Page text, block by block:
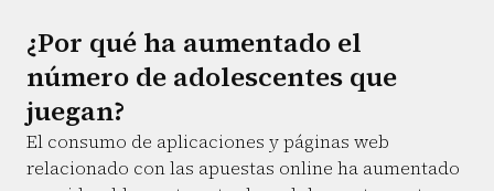
¿Por qué ha aumentado el
número de adolescentes que
juegan?
El consumo de aplicaciones y páginas web
relacionado con las apuestas online ha aumentado